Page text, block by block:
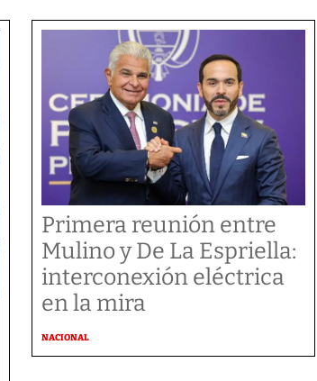
Primera reunión entre
Mulino y De La Espriella:
interconexión eléctrica
en la mira
NACIONAL